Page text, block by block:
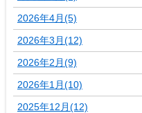
2026年4月(5)
2026年3月(12)
2026年2月(9)
2026年1月(10)
2025年12月(12)